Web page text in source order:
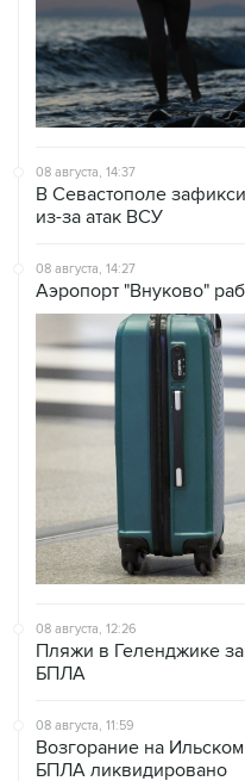
08 августа, 14:37
из-за атак ВСУ
08 августа, 14:27
08 августа, 12:26
БПЛА
08 августа, 11:59
БПЛА ликвидировано
08 августа, 10:07